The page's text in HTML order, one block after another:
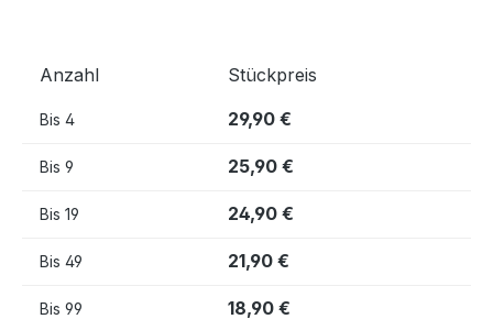
Anzahl Stückpreis
Bis 4 29,90 €
Bis 9 25,90 €
Bis 19 24,90 €
Bis 49 21,90 €
Bis 99 18,90 €